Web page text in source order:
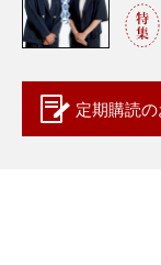
定期購読の